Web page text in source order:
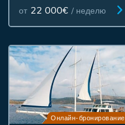
от 22 000€ / неделю
Онлайн-бронирование